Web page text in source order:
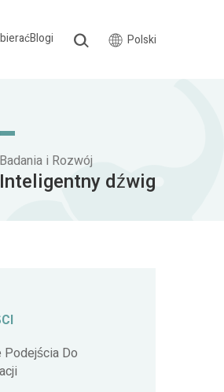
Blogi Polski
Badania i Rozwój
Inteligentny dźwig
Podejścia Do